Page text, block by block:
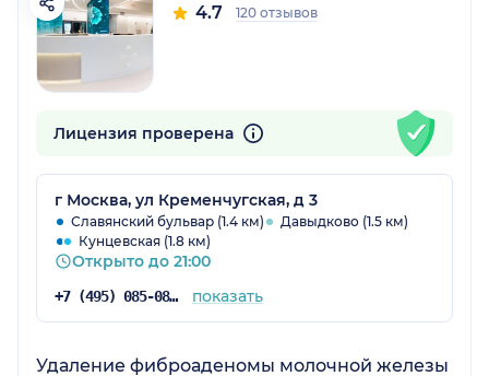
4.7 120 отзывов
Лицензия проверена
г Москва, ул Кременчугская, д 3
Славянский бульвар (1.4 км)
Давыдково (1.5 км)
Кунцевская (1.8 км)
Открыто до 21:00
+7 (495) 085-08-50 показать
Удаление фиброаденомы молочной железы